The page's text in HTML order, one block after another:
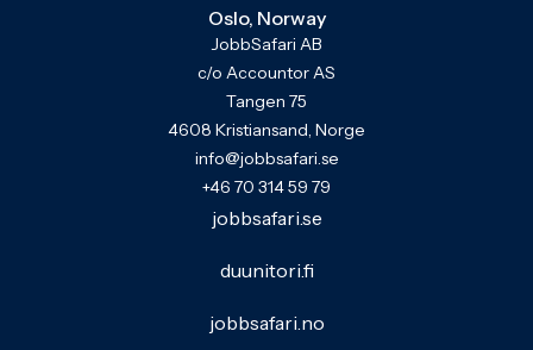
Oslo, Norway
JobbSafari AB
c/o Accountor AS
Tangen 75
4608 Kristiansand, Norge
info@jobbsafari.se
+46 70 314 59 79
jobbsafari.se
duunitori.fi
jobbsafari.no